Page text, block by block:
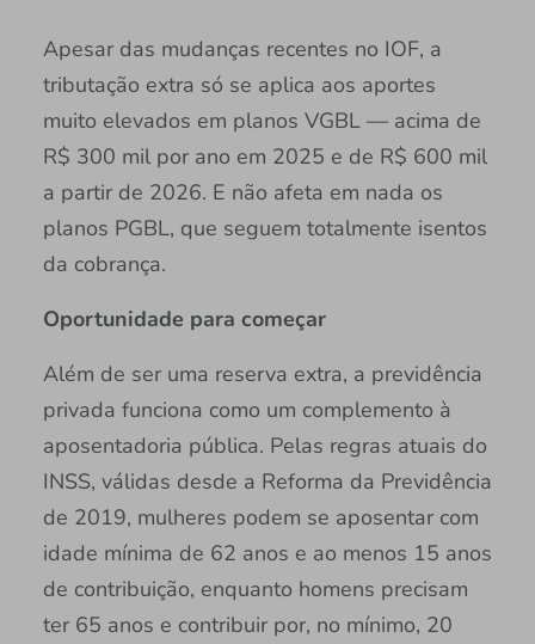
Apesar das mudanças recentes no IOF, a
tributação extra só se aplica aos aportes
muito elevados em planos VGBL — acima de
R$ 300 mil por ano em 2025 e de R$ 600 mil
a partir de 2026. E não afeta em nada os
planos PGBL, que seguem totalmente isentos
da cobrança.
Oportunidade para começar
Além de ser uma reserva extra, a previdência
privada funciona como um complemento à
aposentadoria pública. Pelas regras atuais do
INSS, válidas desde a Reforma da Previdência
de 2019, mulheres podem se aposentar com
idade mínima de 62 anos e ao menos 15 anos
de contribuição, enquanto homens precisam
ter 65 anos e contribuir por, no mínimo, 20